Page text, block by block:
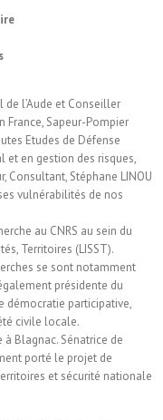
l’Aude et Conseiller
France, Sapeur-Pompier
Etudes de Défense
en gestion des risques,
Consultant, Stéphane LINOU
vulnérabilités de nos
au CNRS au sein du
Territoires (LISST).
se sont notamment
présidente du
démocratie participative,
civile locale.
Blagnac. Sénatrice de
porté le projet de
et sécurité nationale